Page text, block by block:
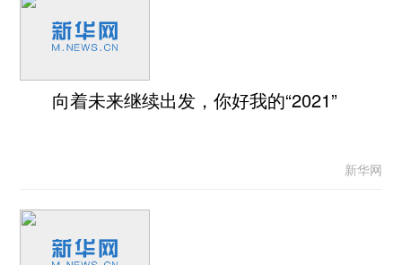
向着未来继续出发，你好我的“2021”
新华网